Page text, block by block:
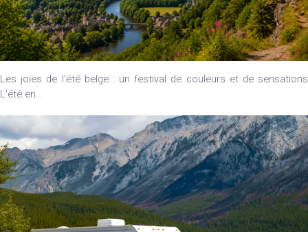
Les joies de l’été belge : un festival de couleurs et de sensations
L’été en…